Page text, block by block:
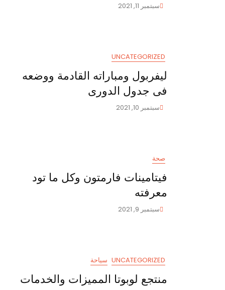
سبتمبر 11, 2021
UNCATEGORIZED
ليفربول ومباراته القادمة ووضعه
فى جدول الدورى
سبتمبر 10, 2021
صحة
فيتامينات فارمتون وكل ما تود
معرفته
سبتمبر 9, 2021
UNCATEGORIZED سياحة
منتجع لوبوتا المميزات والخدمات